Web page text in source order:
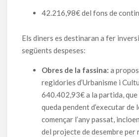
42.216,98€ del fons de
Els diners es destinaran a fer
següents despeses:
Obres de la fassina: a
regidories d’Urbanisme i
640.402,93€ a la partida, que
queda pendent d’executar de
començar l’any passat,
del projecte de desembre